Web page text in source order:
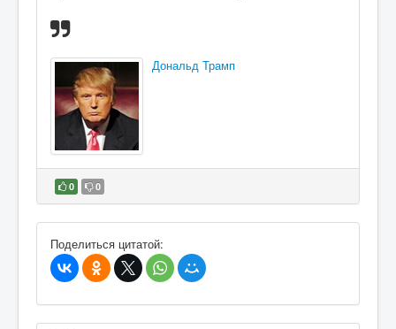
Дональд Трамп
0 0
В избранное
Поделиться цитатой: